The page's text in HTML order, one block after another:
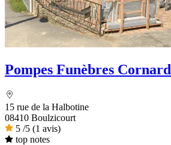
Pompes Funèbres Cornard
15 rue de la Halbotine
08410 Boulzicourt
5 /5 (1 avis)
top notes